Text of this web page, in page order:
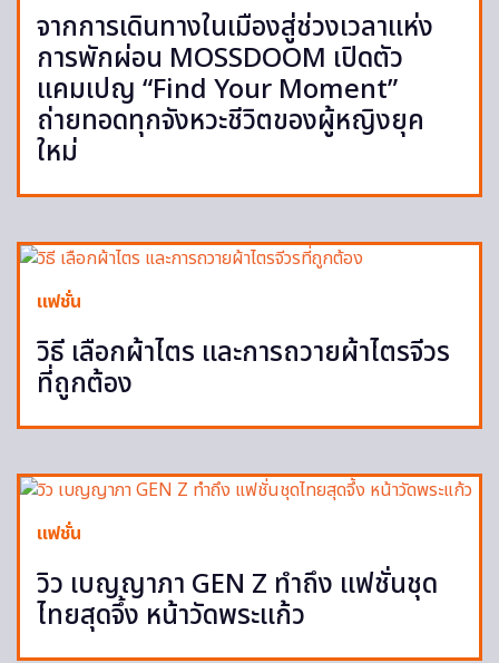
จากการเดินทางในเมืองสู่ช่วงเวลาแห่ง
การพักผ่อน MOSSDOOM เปิดตัว
แคมเปญ “Find Your Moment”
ถ่ายทอดทุกจังหวะชีวิตของผู้หญิงยุค
ใหม่
แฟชั่น
วิธี เลือกผ้าไตร และการถวายผ้าไตรจีวร
ที่ถูกต้อง
แฟชั่น
วิว เบญญาภา GEN Z ทำถึง แฟชั่นชุด
ไทยสุดจึ้ง หน้าวัดพระแก้ว